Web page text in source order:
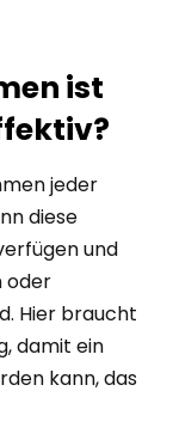
ist
jeder
diese
und
oder
Hier braucht
damit ein
kann, das